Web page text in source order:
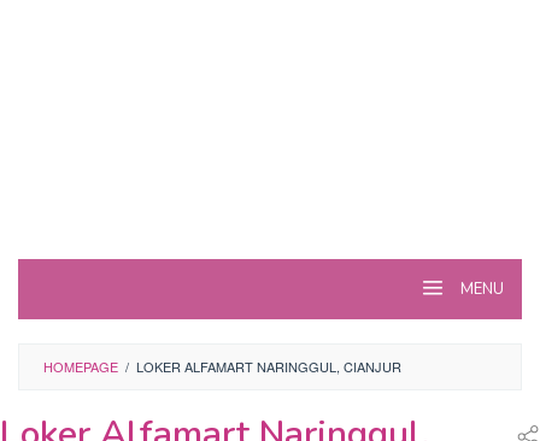
MENU
HOMEPAGE / LOKER ALFAMART NARINGGUL, CIANJUR